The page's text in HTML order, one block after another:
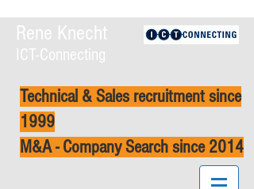
Rene Knecht
ICT-Connecting
Technical & Sales recruitment since
1999
M&A - Company Search since 2014